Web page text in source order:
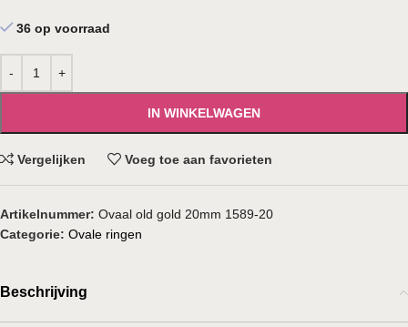
36 op voorraad
IN WINKELWAGEN
Vergelijken Voeg toe aan favorieten
Artikelnummer: Ovaal old gold 20mm 1589-20
Categorie: Ovale ringen
Beschrijving